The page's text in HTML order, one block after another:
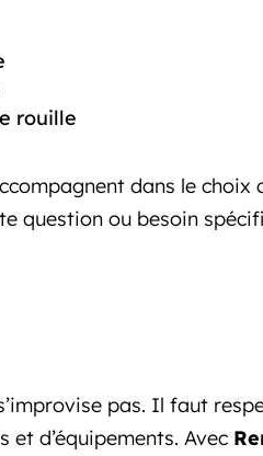
rouille
dans le choix
question ou besoin
pas. Il faut
d’équipements. Avec